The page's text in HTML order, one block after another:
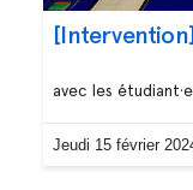
avec les
Jeudi 15 février